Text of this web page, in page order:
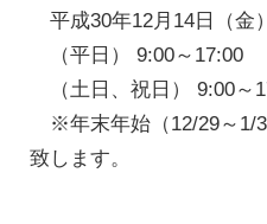
平成30年12月14日（金
（平日） 9:00～17:00
（土日、祝日） 9:00～
※年末年始（12/29～1/
致します。